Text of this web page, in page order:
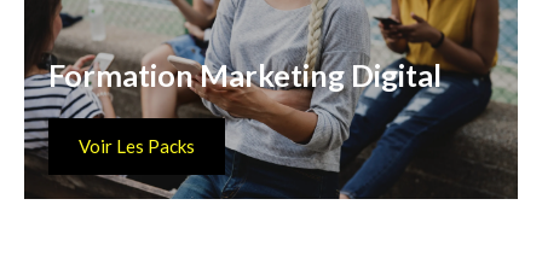
Formation Marketing Digital
Voir Les Packs